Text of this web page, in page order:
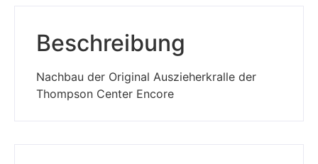
Beschreibung
Nachbau der Original Auszieherkralle der
Thompson Center Encore